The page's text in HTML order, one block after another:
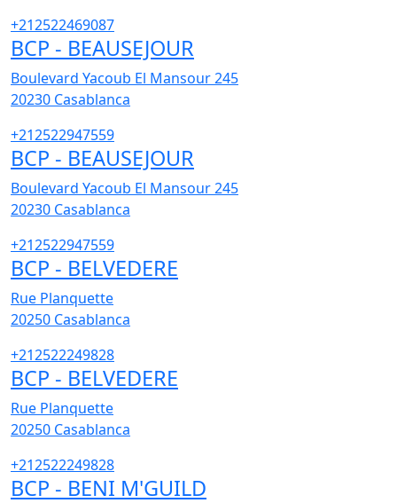
+212522469087
BCP - BEAUSEJOUR
Boulevard Yacoub El Mansour 245
20230 Casablanca
+212522947559
BCP - BEAUSEJOUR
Boulevard Yacoub El Mansour 245
20230 Casablanca
+212522947559
BCP - BELVEDERE
Rue Planquette
20250 Casablanca
+212522249828
BCP - BELVEDERE
Rue Planquette
20250 Casablanca
+212522249828
BCP - BENI M'GUILD